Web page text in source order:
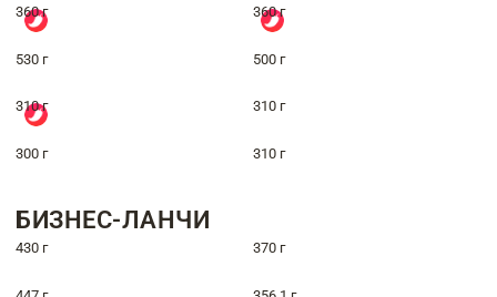
360 г 360 г
530 г 500 г
310 г 310 г
300 г 310 г
БИЗНЕС-ЛАНЧИ
430 г 370 г